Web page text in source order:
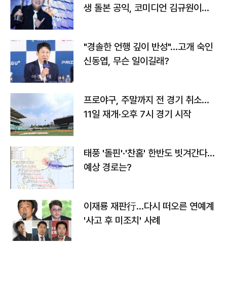
생 돌본 공익, 코미디언 김규원이었
"경솔한 언행 깊이 반성"…고개 숙인
신동엽, 무슨 일이길래?
프로야구, 주말까지 전 경기 취소…
11일 재개·오후 7시 경기 시작
태풍 '돌핀'·'찬홈' 한반도 빗겨간다…
예상 경로는?
이재룡 재판行…다시 떠오른 연예계
'사고 후 미조치' 사례